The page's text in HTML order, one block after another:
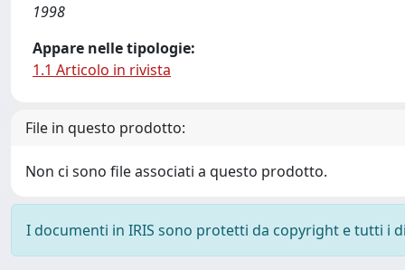
1998
Appare nelle tipologie:
1.1 Articolo in rivista
File in questo prodotto:
Non ci sono file associati a questo prodotto.
I documenti in IRIS sono protetti da copyright e tutti i